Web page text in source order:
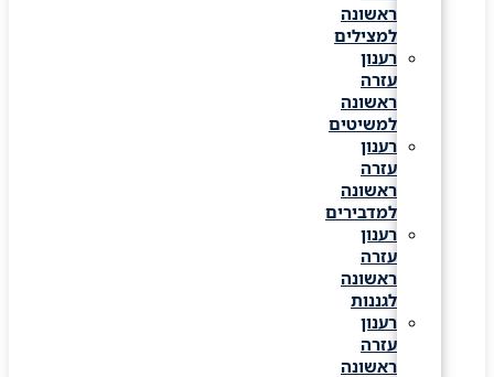
ראשונה
למצילים
רענון
עזרה
ראשונה
למשיטים
רענון
עזרה
ראשונה
למדבירים
רענון
עזרה
ראשונה
לגננות
רענון
עזרה
ראשונה